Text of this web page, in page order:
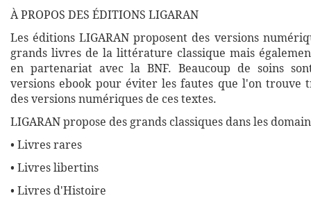
À PROPOS DES ÉDITIONS LIGARAN
Les éditions LIGARAN proposent des versions
grands livres de la littérature classique mais
en partenariat avec la BNF. Beaucoup de soins
versions ebook pour éviter les fautes que l'on trouve
des versions numériques de ces textes.
LIGARAN propose des grands classiques dans les
• Livres rares
• Livres libertins
• Livres d'Histoire